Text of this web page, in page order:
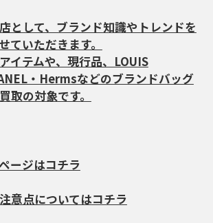
として、ブランド知識やトレンドを
ていただきます。
イテムや、現行品、LOUIS
・Hermsなどのブランドバッグ
取の対象です。
ージはコチラ
意点についてはコチラ